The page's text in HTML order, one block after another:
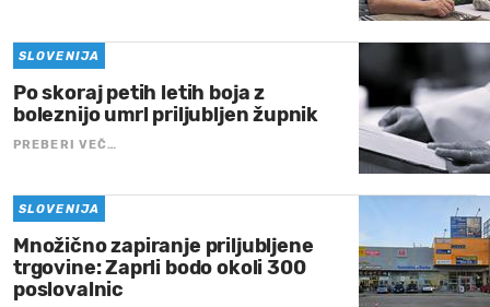
SLOVENIJA
Po skoraj petih letih boja z
boleznijo umrl priljubljen župnik
PREBERI VEČ…
SLOVENIJA
Množično zapiranje priljubljene
trgovine: Zaprli bodo okoli 300
poslovalnic